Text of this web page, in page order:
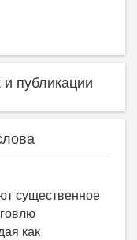
публикации
существенное
как